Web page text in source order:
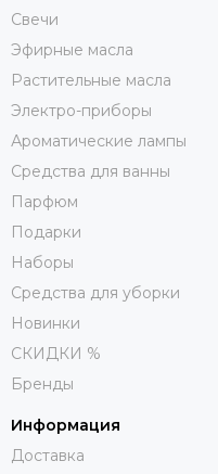
Свечи
Эфирные масла
Растительные масла
Электро-приборы
Ароматические лампы
Средства для ванны
Парфюм
Подарки
Наборы
Средства для уборки
Новинки
СКИДКИ %
Бренды
Информация
Доставка